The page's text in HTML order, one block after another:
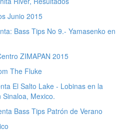
Junio 2015
Bass Tips No 9.- Yamasenko en
ZIMAPAN 2015
The Fluke
El Salto Lake - Lobinas en la
Sinaloa, Mexico.
Bass Tips Patrón de Verano